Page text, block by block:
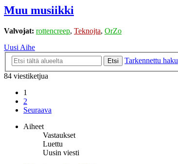
Muu musiikki
Valvojat: rottencreep, Teknojta, OrZo
Uusi Aihe
Etsi
Tarkennettu haku
84 viestiketjua
1
2
Seuraava
Aiheet
Vastaukset
Luettu
Uusin viesti